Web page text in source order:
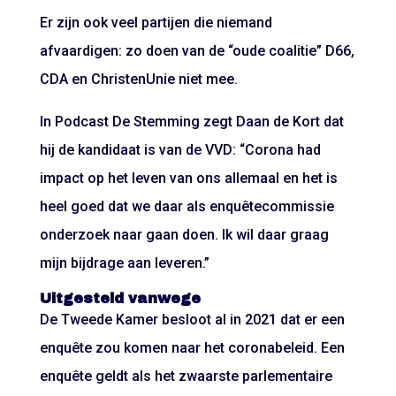
Er zijn ook veel partijen die niemand
afvaardigen: zo doen van de “oude coalitie” D66,
CDA en ChristenUnie niet mee.
In Podcast De Stemming zegt Daan de Kort dat
hij de kandidaat is van de VVD: “Corona had
impact op het leven van ons allemaal en het is
heel goed dat we daar als enquêtecommissie
onderzoek naar gaan doen. Ik wil daar graag
mijn bijdrage aan leveren.”
Uitgesteld vanwege
De Tweede Kamer besloot al in 2021 dat er een
enquête zou komen naar het coronabeleid. Een
enquête geldt als het zwaarste parlementaire